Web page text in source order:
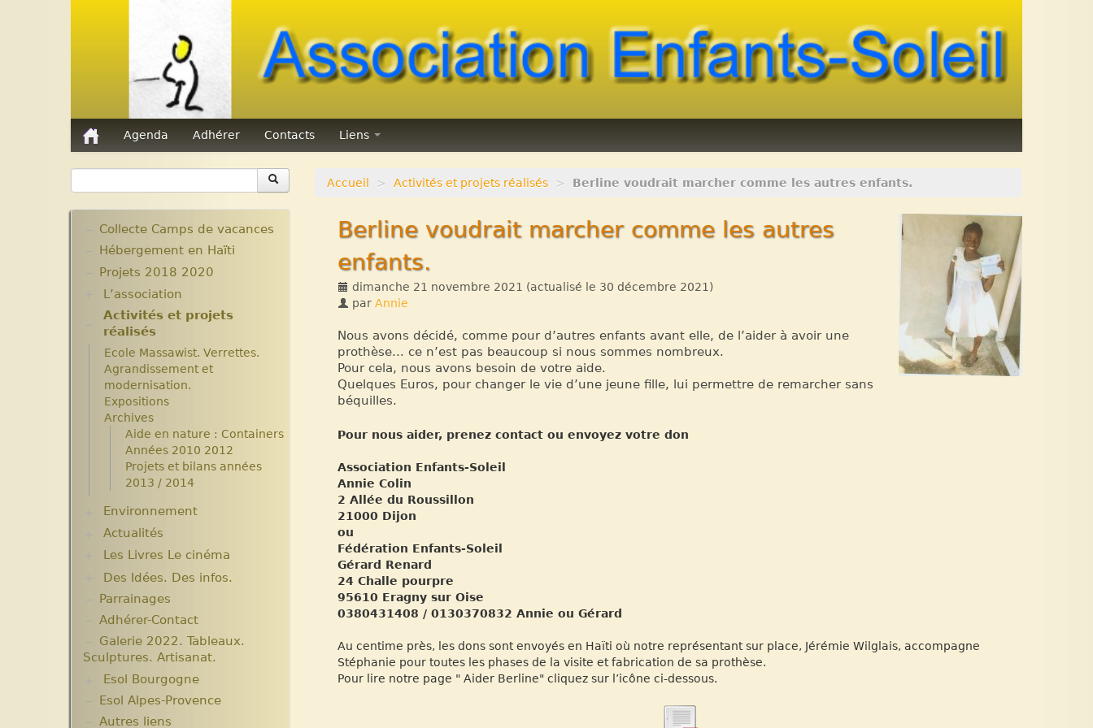
Agenda Adhérer Contacts Liens
Accueil > Activités et projets réalisés > Berline voudrait marcher comme les autres enfants.
Berline voudrait marcher comme les autres
enfants.
dimanche 21 novembre 2021 (actualisé le 30 décembre 2021)
par Annie
Nous avons décidé, comme pour d’autres enfants avant elle, de l’aider à avoir une
prothèse... ce n’est pas beaucoup si nous sommes nombreux.
Pour cela, nous avons besoin de votre aide.
Quelques Euros, pour changer le vie d’une jeune fille, lui permettre de remarcher sans
béquilles.
Pour nous aider, prenez contact ou envoyez votre don
Association Enfants-Soleil
Annie Colin
2 Allée du Roussillon
21000 Dijon
ou
Fédération Enfants-Soleil
Gérard Renard
24 Challe pourpre
95610 Eragny sur Oise
0380431408 / 0130370832 Annie ou Gérard
Au centime près, les dons sont envoyés en Haïti où notre représentant sur place, Jérémie Wilglais, accompagne
Stéphanie pour toutes les phases de la visite et fabrication de sa prothèse.
Pour lire notre page " Aider Berline" cliquez sur l’icône ci-dessous.
Collecte Camps de vacances
Hébergement en Haïti
Projets 2018 2020
L’association
Assemblées Générales
Nos partenaires.
Activités et projets
réalisés
Ecole Massawist. Verrettes.
Agrandissement et
modernisation.
Expositions
Archives
Aide en nature : Containers
Années 2010 2012
Projets et bilans années
2013 / 2014
Environnement
Plantes pour Haïti
Solidarité et environnement
Actualités
Chroniques du séjour Août
2017
2016
Chroniques du Voyage Février
Mars 2017
Les micro-crédits
Les Livres Le cinéma
Critiques et notes de lecture
Des Idées. Des infos.
Changer le monde. Réflexions
sur l’aide internationale. 5
Informations techniques et
administratives
Lutter contre l’extrême
pauvreté. Victimes et
Parrainages
Adhérer-Contact
Galerie 2022. Tableaux.
Sculptures. Artisanat.
Esol Bourgogne
ACTUALITES
Archives
Esol Alpes-Provence
Autres liens